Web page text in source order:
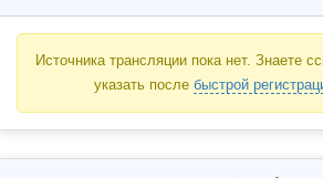
Источника трансляции пока нет. Знаете
указать после быстрой